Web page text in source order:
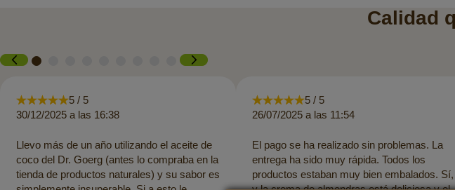
Calidad
5 / 5
30/12/2025 a las 16:38
Llevo más de un año utilizando el aceite de
coco del Dr. Goerg (antes lo compraba en la
tienda de productos naturales) y su sabor es
5 / 5
26/07/2025 a las 11:54
El pago se ha realizado sin problemas. La
entrega ha sido muy rápida. Todos los
productos estaban muy bien embalados. Sí,